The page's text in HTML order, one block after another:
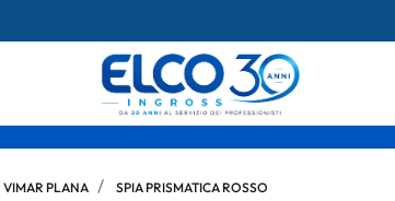
VIMAR PLANA SPIA PRISMATICA ROSSO